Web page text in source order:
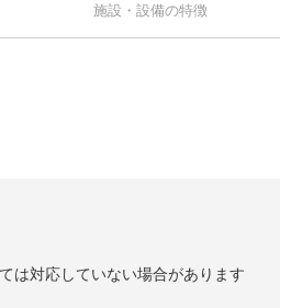
施設・設備の特徴
は対応していない場合があります